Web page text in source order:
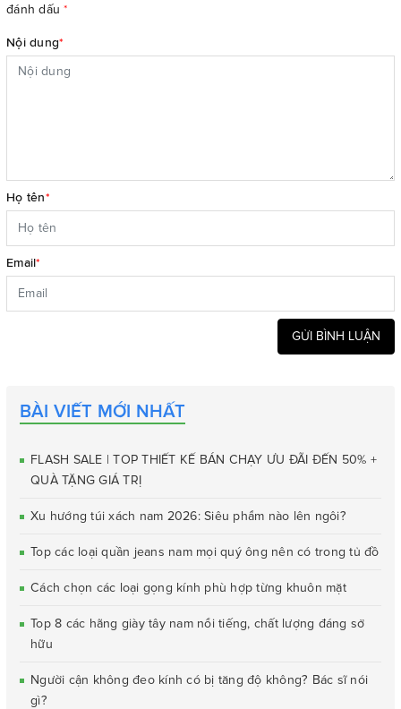
đánh dấu*
Nội dung*
Họ tên*
Email*
GỬI BÌNH LUẬN
BÀI VIẾT MỚI NHẤT
FLASH SALE | TOP THIẾT KẾ BÁN CHẠY ƯU ĐÃI ĐẾN 50% +
QUÀ TẶNG GIÁ TRỊ
Xu hướng túi xách nam 2026: Siêu phẩm nào lên ngôi?
Top các loại quần jeans nam mọi quý ông nên có trong tủ đồ
Cách chọn các loại gọng kính phù hợp từng khuôn mặt
Top 8 các hãng giày tây nam nổi tiếng, chất lượng đáng sở
hữu
Người cận không đeo kính có bị tăng độ không? Bác sĩ nói
gì?